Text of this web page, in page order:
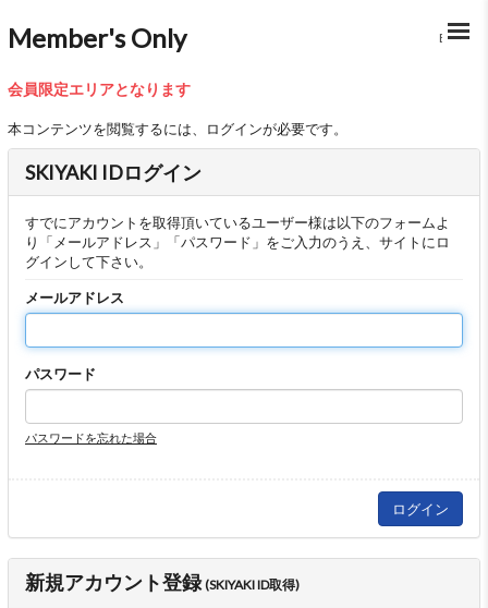
Member's Only BACK
会員限定エリアとなります
本コンテンツを閲覧するには、ログインが必要です。
SKIYAKI IDログイン
すでにアカウントを取得頂いているユーザー様は以下のフォームよ
り「メールアドレス」「パスワード」をご入力のうえ、サイトにロ
グインして下さい。
メールアドレス
パスワード
パスワードを忘れた場合
新規アカウント登録(SKIYAKI ID取得)